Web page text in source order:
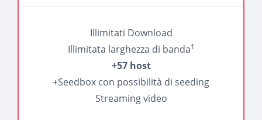
Illimitati Download
Illimitata larghezza di banda1
+57 host
+Seedbox con possibilità di seeding
Streaming video